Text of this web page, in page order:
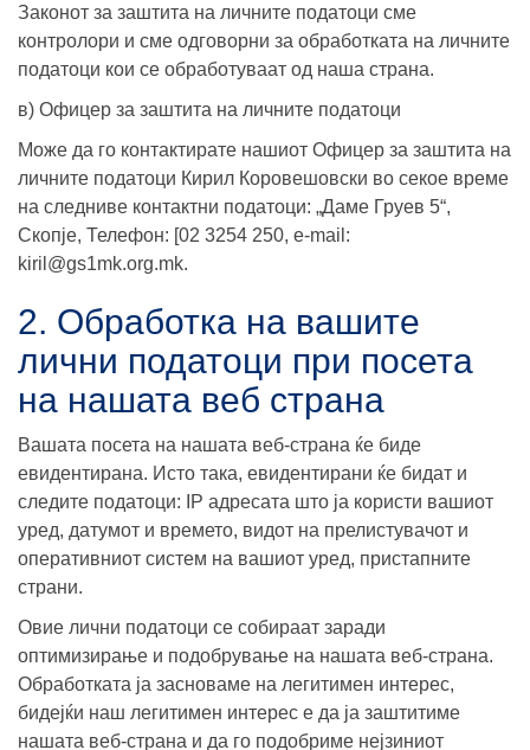
Законот за заштита на личните податоци сме
контролори и сме одговорни за обработката на личните
податоци кои се обработуваат од наша страна.
в) Офицер за заштита на личните податоци
Може да го контактирате нашиот Офицер за заштита на
личните податоци Кирил Коровешовски во секое време
на следниве контактни податоци: „Даме Груев 5“,
Скопје, Телефон: [02 3254 250, e-mail:
kiril@gs1mk.org.mk.
2. Oбработка на вашите
лични податоци при посета
на нашата веб страна
Вашата посета на нашата веб-страна ќе биде
евидентирана. Исто така, евидентирани ќе бидат и
следите податоци: IP адресата што ја користи вашиот
уред, датумот и времето, видот на прелистувачот и
оперативниот систем на вашиот уред, пристапните
страни.
Овие лични податоци се собираат заради
оптимизирање и подобрување на нашата веб-страна.
Обработката ја засноваме на легитимен интерес,
бидејќи наш легитимен интерес е да ја заштитиме
нашата веб-страна и да го подобриме нејзиниот